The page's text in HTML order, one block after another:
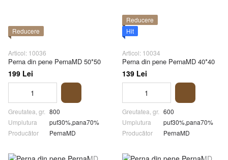
Reducere
Articol: 10036
Perna din pene PernaMD 50*50
199 Lei
Greutatea, gr. 800
Umplutura
puf30%,pana70%
Producător
PernaMD
Reducere
Hit
Articol: 10034
Perna din pene PernaMD 40*40
139 Lei
Greutatea, gr. 600
Umplutura
puf30%,pana70%
Producător
PernaMD